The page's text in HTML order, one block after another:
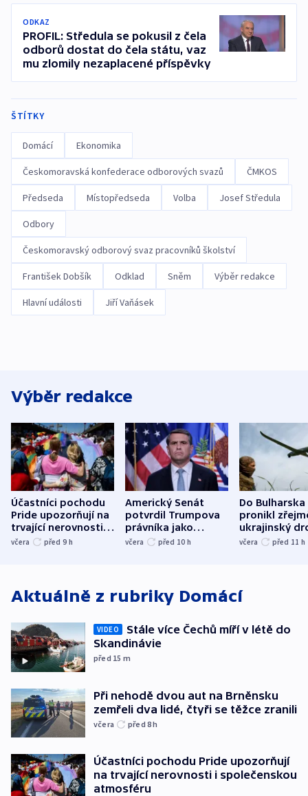
ODKAZ
PROFIL: Středula se pokusil z čela
odborů dostat do čela státu, vaz
mu zlomily nezaplacené příspěvky
ŠTÍTKY
Domácí Ekonomika
Českomoravská konfederace odborových svazů ČMKOS
Předseda Místopředseda Volba Josef Středula
Odbory
Českomoravský odborový svaz pracovníků školství
František Dobšík Odklad Sněm Výběr redakce
Hlavní události Jiří Vaňásek
Výběr redakce
Účastníci pochodu
Pride upozorňují na
trvající nerovnosti i
společenskou
včera před 9 h
Americký Senát
potvrdil Trumpova
právníka jako
ministra
včera před 10 h
Do Bulharska
pronikl
ukrajinský
explodoval
včera před 11 h
Aktuálně z rubriky Domácí
VIDEO
Stále více Čechů míří v létě do
Skandinávie
před 15 m
Při nehodě dvou aut na Brněnsku
zemřeli dva lidé, čtyři se těžce zranili
včera před 8h
Účastníci pochodu Pride upozorňují
na trvající nerovnosti i společenskou
atmosféru